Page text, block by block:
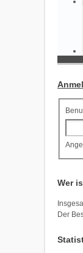
Wer
Der